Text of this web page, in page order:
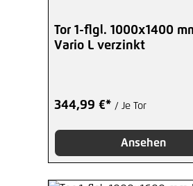
Tor 1-flgl. 1000x1400
Vario L verzinkt
344,99 €* / Je Tor
Ansehen